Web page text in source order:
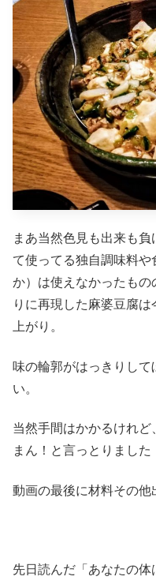
まあ当然色見も出来も
て使ってる独自調味料や
か）は使えなかったもの
りに再現した麻婆豆腐
上がり。
味の輪郭がはっきりし
い。
当然手間はかかるけれ
まん！と言っとりました
動画の最後に材料その他
先日読んだ「あなたの